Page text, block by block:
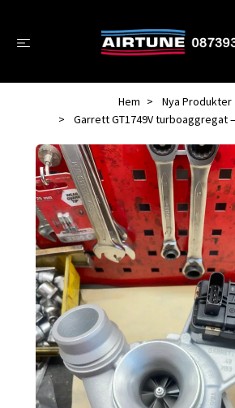
Hem
Nya Produkter
Garrett GT1749V turboaggregat